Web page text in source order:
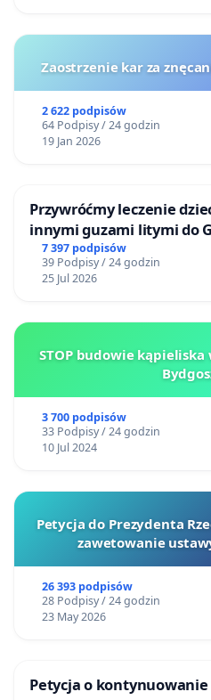
Zaostrzenie kar za
2 622 podpisów
64 Podpisy / 24 godzin
19 Jan 2026
Przywróćmy leczenie
innymi guzami litymi do
Centrum Zdrowia
7 397 podpisów
39 Podpisy / 24 godzin
25 Jul 2026
STOP budowie
3 700 podpisów
33 Podpisy / 24 godzin
10 Jul 2024
Petycja do Prezydenta
zawetowanie
26 393 podpisów
28 Podpisy / 24 godzin
23 May 2026
Petycja o